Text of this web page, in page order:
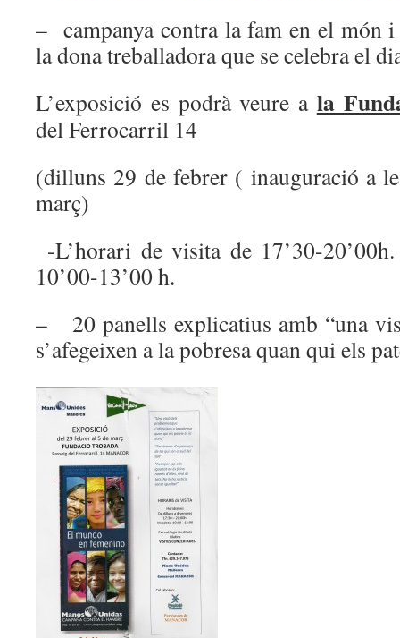
– campanya contra la fam en el món
la dona treballadora que se celebra el
L’exposició es podrà veure a la
del Ferrocarril 14
(dilluns 29 de febrer ( inauguració a
març)
-L’horari de visita de 17’30-
10’00-13’00 h.
– 20 panells explicatius amb “una
s’afegeixen a la pobresa quan qui els